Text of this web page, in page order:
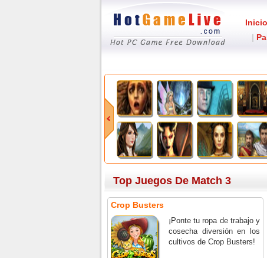
Inicio
|
Top Juegos De Match 3
Crop Busters
¡Ponte tu ropa de trabajo y
cosecha diversión en los
cultivos de Crop Busters!